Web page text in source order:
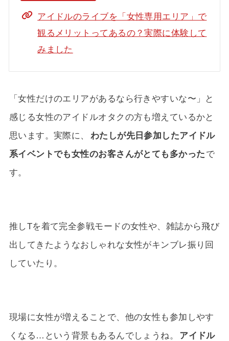
アイドルのライブを「女性専用エリア」で
観るメリットってあるの？実際に体験して
みました
「女性だけのエリアがあるなら行きやすいな〜」と
感じる女性のアイドルオタクの方も増えているかと
思います。実際に、
わたしが先日参加したアイドル
系イベントでも女性のお客さんがとても多かった で
す。
推しTを着て完全参戦モードの女性や、雑誌から飛び
出してきたようなおしゃれな女性がキンブレ振り回
していたり。
現場に女性が増えることで、他の女性も参加しやす
くなる…という背景もあるんでしょうね。
アイドル